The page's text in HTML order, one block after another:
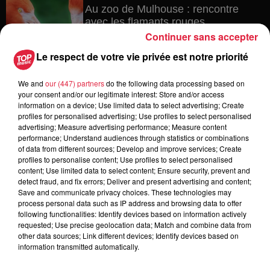
Au zoo de Mulhouse : rencontre
avec les flamants rouges
Les dernières infos sur la venue du
pape à Metz en septembre
5 août 2026
Europa-Park : des précisons sur
l’après Euro-Mir
Le respect de votre vie privée est notre priorité
We and our (447) partnersdo the following data processing based on
your consent and/or our legitimate interest: Store and/or access
information on a device; Use limited data to select advertising; Create
profiles for personalised advertising; Use profiles to select personalised
advertising; Measure advertising performance; Measure content
performance; Understand audiences through statistics or combinations
of data from different sources; Develop and improve services; Create
profiles to personalise content; Use profiles to select personalised
content; Use limited data to select content; Ensure security, prevent and
detect fraud, and fix errors; Deliver and present advertising and content;
Save and communicate privacy choices. These technologies may
process personal data such as IP address and browsing data to offer
following functionalities: Identify devices based on information actively
requested; Use precise geolocation data; Match and combine data from
other data sources; Link different devices; Identify devices based on
information transmitted automatically.
Continuer sans accepter